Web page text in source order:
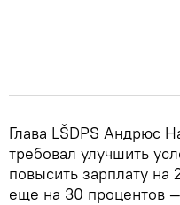
Глава LŠDPS Андрюс
требовал улучшить
повысить зарплату на
еще на 30 процентов